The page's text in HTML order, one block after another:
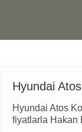
Hyundai
Hyundai Atos
fiyatlarla Hakan